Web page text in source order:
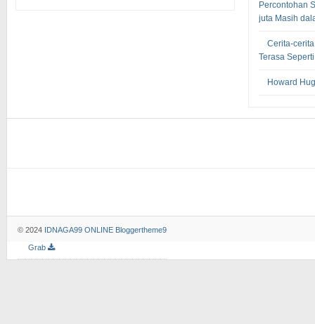
Percontohan
juta Masih
Cerita-
Terasa
Howard
© 2024 IDNAGA99 ONLINE Bloggertheme9
Grab